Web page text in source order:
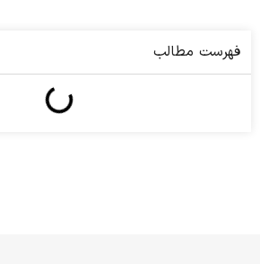
فهرست مطالب